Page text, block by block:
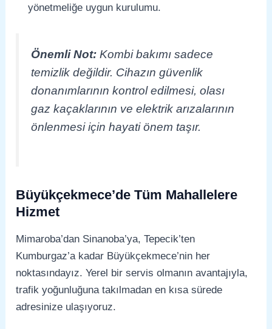
yönetmeliğe uygun kurulumu.
Önemli Not: Kombi bakımı sadece
temizlik değildir. Cihazın güvenlik
donanımlarının kontrol edilmesi, olası
gaz kaçaklarının ve elektrik arızalarının
önlenmesi için hayati önem taşır.
Büyükçekmece’de Tüm Mahallelere
Hizmet
Mimaroba’dan Sinanoba’ya, Tepecik’ten
Kumburgaz’a kadar Büyükçekmece’nin her
noktasındayız. Yerel bir servis olmanın avantajıyla,
trafik yoğunluğuna takılmadan en kısa sürede
adresinize ulaşıyoruz.